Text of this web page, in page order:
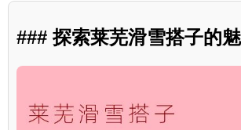
### 探索莱芜滑雪搭子的